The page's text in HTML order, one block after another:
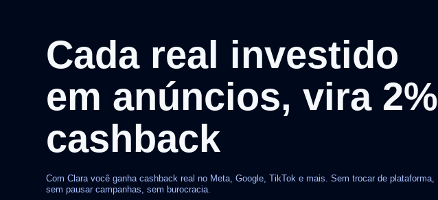
Cada real investido
em anúncios, vira 2%
cashback
Com Clara você ganha cashback real no Meta, Google, TikTok e mais. Sem trocar de plataforma,
sem pausar campanhas, sem burocracia.